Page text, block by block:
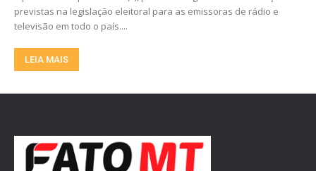
previstas na legislação eleitoral para as emissoras de rádio e
televisão em todo o país....
LEIA MAIS